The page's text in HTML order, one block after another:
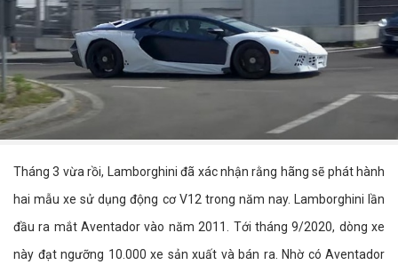
Tháng 3 vừa rồi, Lamborghini đã xác nhận rằng hãng sẽ phát hành
hai mẫu xe sử dụng động cơ V12 trong năm nay. Lamborghini lần
đầu ra mắt Aventador vào năm 2011. Tới tháng 9/2020, dòng xe
này đạt ngưỡng 10.000 xe sản xuất và bán ra. Nhờ có Aventador